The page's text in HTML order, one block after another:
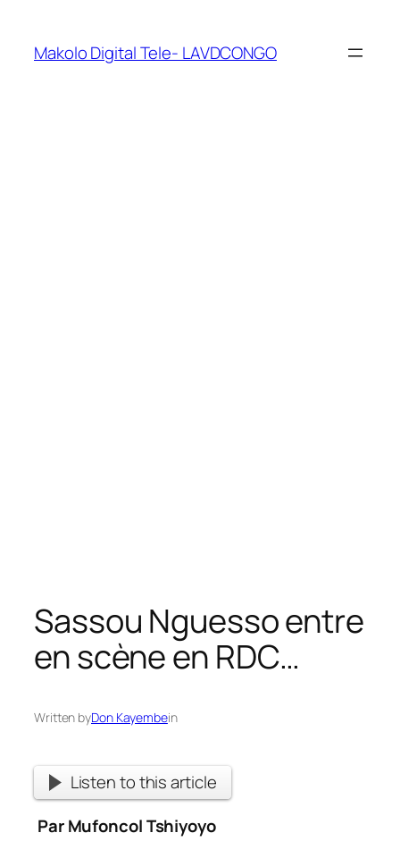
Makolo Digital Tele- LAVDCONGO
Sassou Nguesso entre
en scène en RDC…
Written byDon Kayembein
Listen to this article
Par Mufoncol Tshiyoyo